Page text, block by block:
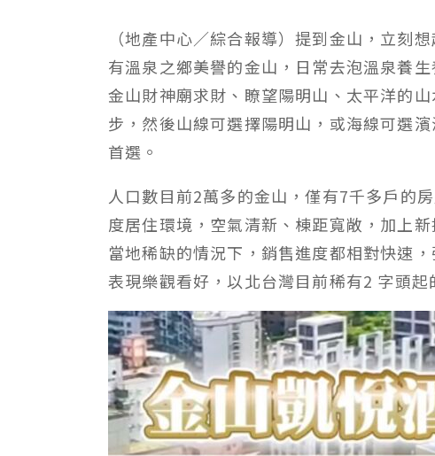
（地產中心／綜合報導）提到金山，立刻
有溫泉之鄉美譽的金山，日常去泡溫泉養
金山財神廟求財、瞭望陽明山、太平洋的
步，然後山線可選擇陽明山，或海線可選
首選。
人口數目前2萬多的金山，僅有7千多戶的
度居住環境，空氣清新、棟距寬敞，加上
當地稀缺的情況下，銷售進度都相對快速
表現樂觀看好，以北台灣目前稀有2 字頭